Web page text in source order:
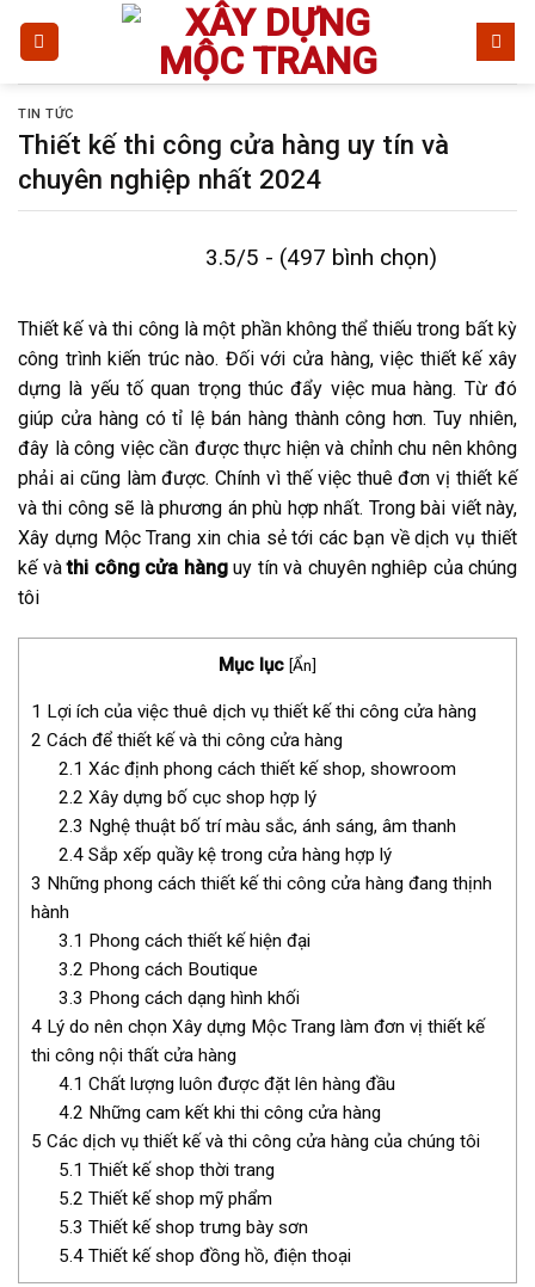
dungTIN TỨC
Thiết kế thi công cửa hàng uy tín và
chuyên nghiệp nhất 2024
3.5/5 - (497 bình chọn)
Thiết kế và thi công là một phần không thể thiếu trong bất kỳ
công trình kiến trúc nào. Đối với cửa hàng, việc thiết kế xây
dựng là yếu tố quan trọng thúc đẩy việc mua hàng. Từ đó
giúp cửa hàng có tỉ lệ bán hàng thành công hơn. Tuy nhiên,
đây là công việc cần được thực hiện và chỉnh chu nên không
phải ai cũng làm được. Chính vì thế việc thuê đơn vị thiết kế
và thi công sẽ là phương án phù hợp nhất. Trong bài viết này,
Xây dựng Mộc Trang xin chia sẻ tới các bạn về dịch vụ thiết
kế vàthi công cửa hànguy tín và chuyên nghiêp của chúng
tôi
Mục lục [Ẩn]
1 Lợi ích của việc thuê dịch vụ thiết kế thi công cửa hàng
2 Cách để thiết kế và thi công cửa hàng
2.1 Xác định phong cách thiết kế shop, showroom
2.2 Xây dựng bố cục shop hợp lý
2.3 Nghệ thuật bố trí màu sắc, ánh sáng, âm thanh
2.4Sắp xếp quầy kệ trong cửa hàng hợp lý
3 Những phong cách thiết kế thi công cửa hàng đang thịnh
hành
3.1 Phong cách thiết kế hiện đại
3.2 Phong cách Boutique
3.3 Phong cách dạng hình khối
4 Lý do nên chọn Xây dựng Mộc Trang làm đơn vị thiết kế
thi công nội thất cửa hàng
4.1 Chất lượng luôn được đặt lên hàng đầu
4.2 Những cam kết khi thi công cửa hàng
5 Các dịch vụ thiết kế và thi công cửa hàng của chúng tôi
5.1 Thiết kế shop thời trang
5.2 Thiết kế shop mỹ phẩm
5.3 Thiết kế shop trưng bày sơn
5.4Thiết kế shop đồng hồ, điện thoại